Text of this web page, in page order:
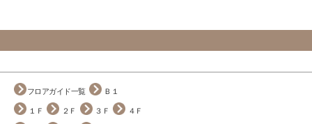
フロアガイド一覧 Ｂ１
１Ｆ ２Ｆ ３Ｆ ４Ｆ